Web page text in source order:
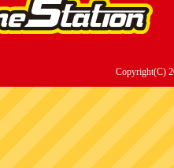
Copyright(C)